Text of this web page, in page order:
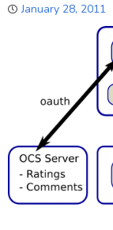
January 28, 2011